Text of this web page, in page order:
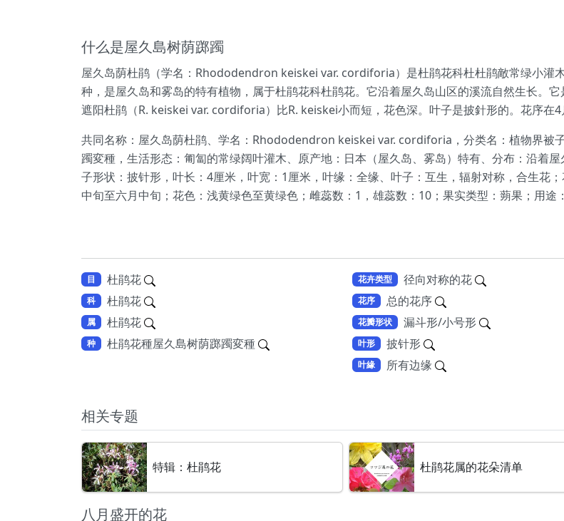
什么是屋久島树荫踯躅
屋久岛荫杜鹃（学名：Rhododendron keiskei var. cordiforia）是杜鹃花科杜杜鹃敵常绿小灌
种，是屋久岛和雾岛的特有植物，属于杜鹃花科杜鹃花。它沿着屋久岛山区的溪流自然生长。
遮阳杜鹃（R. keiskei var. cordiforia）比R. keiskei小而短，花色深。叶子是披針形的。花序在
共同名称：屋久岛荫杜鹃、学名：Rhododendron keiskei var. cordiforia，分类名：植物界被
躅変種，生活形态：匍匐的常绿阔叶灌木、原产地：日本（屋久岛、雾岛）特有、分布：沿着
子形状：披针形，叶长：4厘米，叶宽：1厘米，叶缘：全缘、叶子：互生，辐射对称，合生花
中旬至六月中旬；花色：浅黄绿色至黄绿色；雌蕊数：1，雄蕊数：10；果实类型：蒴果；用途
目 杜鹃花
科 杜鹃花
属 杜鹃花
种 杜鹃花種屋久島树荫踯躅変種
花卉类型 径向对称的花
花序 总的花序
花瓣形状 漏斗形/小号形
叶形 披针形
叶緣 所有边缘
相关专题
特辑：杜鹃花 杜鹃花属的花朵清单
八月盛开的花